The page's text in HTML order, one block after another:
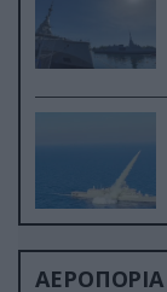
ΑΕΡΟΠΟΡΙΑ